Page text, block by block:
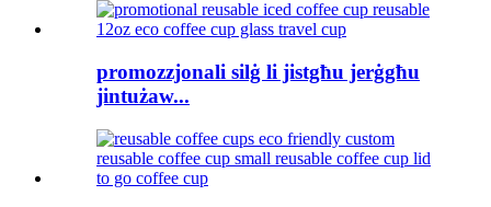
promozzjonali silġ li jistgħu jerġgħu
jintużaw...